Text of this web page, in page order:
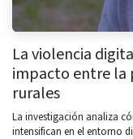
La violencia
impacto entre la
rurales
La investigación analiza
intensifican en el entorno